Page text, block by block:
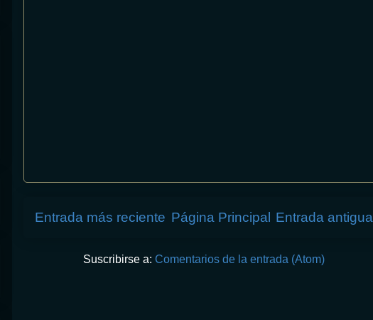
Entrada más reciente Entrada antigua
Página Principal
Suscribirse a: Comentarios de la entrada (Atom)